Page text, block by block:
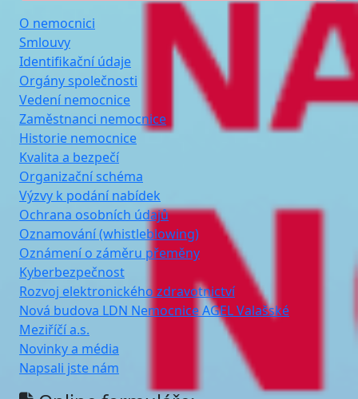
O nemocnici
Smlouvy
Identifikační údaje
Orgány společnosti
Vedení nemocnice
Zaměstnanci nemocnice
Historie nemocnice
Kvalita a bezpečí
Organizační schéma
Výzvy k podání nabídek
Ochrana osobních údajů
Oznamování (whistleblowing)
Oznámení o záměru přeměny
Kyberbezpečnost
Rozvoj elektronického zdravotnictví
Nová budova LDN Nemocnice AGEL Valašské
Meziříčí a.s.
Novinky a média
Napsali jste nám